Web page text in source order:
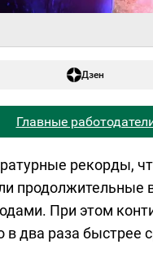
Дзен
Главные
рекорды,
ли
При этом
в два раза быстрее